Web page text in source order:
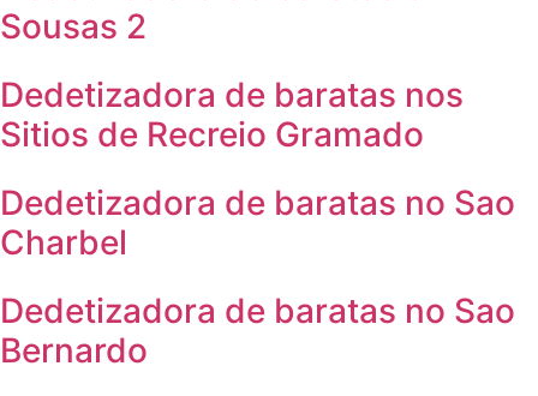
Sousas 2
Dedetizadora de baratas nos
Sitios de Recreio Gramado
Dedetizadora de baratas no Sao
Charbel
Dedetizadora de baratas no Sao
Bernardo